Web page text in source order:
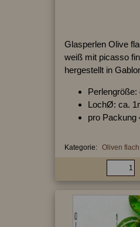
Glasperlen Olive
weiß mit picasso
hergestellt in
LochØ: ca.
pro Packung
Kategorie: Oliven flach